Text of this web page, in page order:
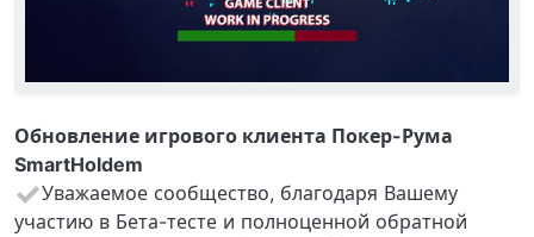
Обновление игрового клиента Покер-Рума
SmartHoldem
Уважаемое сообщество, благодаря Вашему
участию в Бета-тесте и полноценной обратной